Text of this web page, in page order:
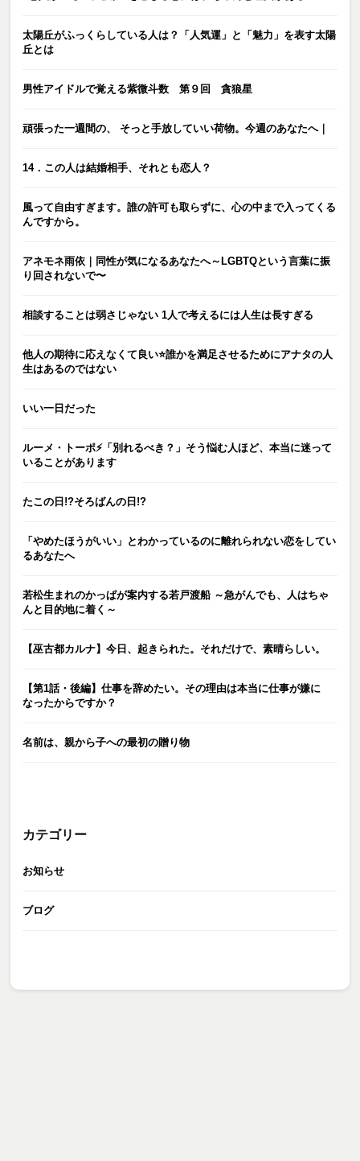
太陽丘がふっくらしている人は？「人気運」と「魅力」を表す太陽
丘とは
男性アイドルで覚える紫微斗数 第９回 貪狼星
頑張った一週間の、 そっと手放していい荷物。今週のあなたへ｜
14．この人は結婚相手、それとも恋人？
風って自由すぎます。誰の許可も取らずに、心の中まで入ってくる
んですから。
アネモネ雨依｜同性が気になるあなたへ～LGBTQという言葉に振
り回されないで〜
相談することは弱さじゃない 1人で考えるには人生は長すぎる
他人の期待に応えなくて良い⭐️誰かを満足させるためにアナタの人
生はあるのではない
いい一日だった
ルーメ・トーポ⚡️「別れるべき？」そう悩む人ほど、本当に迷って
いることがあります
たこの日!?そろばんの日!?
「やめたほうがいい」とわかっているのに離れられない恋をしてい
るあなたへ
若松生まれのかっぱが案内する若戸渡船 ～急がんでも、人はちゃ
んと目的地に着く～
【巫古都カルナ】今日、起きられた。それだけで、素晴らしい。
【第1話・後編】仕事を辞めたい。その理由は本当に仕事が嫌に
なったからですか？
名前は、親から子への最初の贈り物
カテゴリー
お知らせ
ブログ